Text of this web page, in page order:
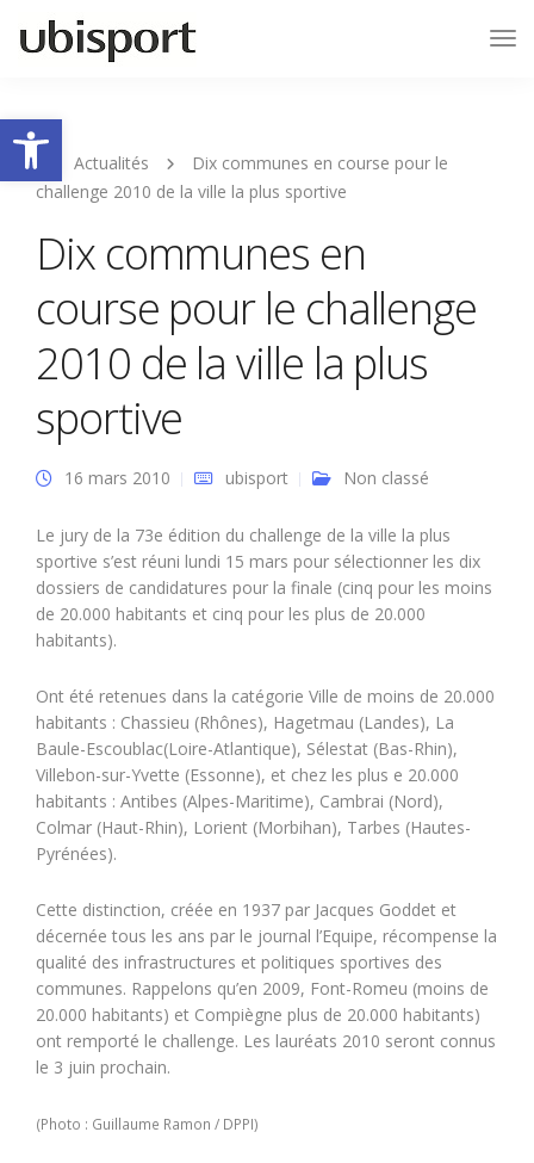
Ouvrir la barre d’outils
Actualités
Dix communes en course pour le
challenge 2010 de la ville la plus sportive
Dix communes en
course pour le challenge
2010 de la ville la plus
sportive
16 mars 2010 ubisport Non classé
Le jury de la 73e édition du challenge de la ville la plus
sportive s’est réuni lundi 15 mars pour sélectionner les dix
dossiers de candidatures pour la finale (cinq pour les moins
de 20.000 habitants et cinq pour les plus de 20.000
habitants).
Ont été retenues dans la catégorie Ville de moins de 20.000
habitants : Chassieu (Rhônes), Hagetmau (Landes), La
Baule-Escoublac(Loire-Atlantique), Sélestat (Bas-Rhin),
Villebon-sur-Yvette (Essonne), et chez les plus e 20.000
habitants : Antibes (Alpes-Maritime), Cambrai (Nord),
Colmar (Haut-Rhin), Lorient (Morbihan), Tarbes (Hautes-
Pyrénées).
Cette distinction, créée en 1937 par Jacques Goddet et
décernée tous les ans par le journal l’Equipe, récompense la
qualité des infrastructures et politiques sportives des
communes. Rappelons qu’en 2009, Font-Romeu (moins de
20.000 habitants) et Compiègne plus de 20.000 habitants)
ont remporté le challenge. Les lauréats 2010 seront connus
le 3 juin prochain.
(Photo : Guillaume Ramon / DPPI)